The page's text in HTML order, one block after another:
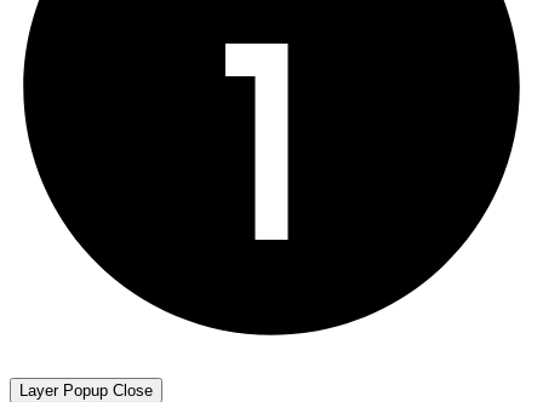
Layer Popup Close